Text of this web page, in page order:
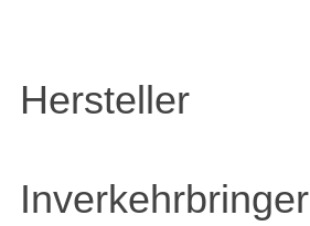
Hersteller
Inverkehrbringer